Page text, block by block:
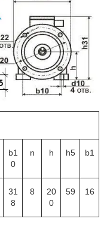
b1
0
n h h5 b1
31
8
8
20
0
59 16